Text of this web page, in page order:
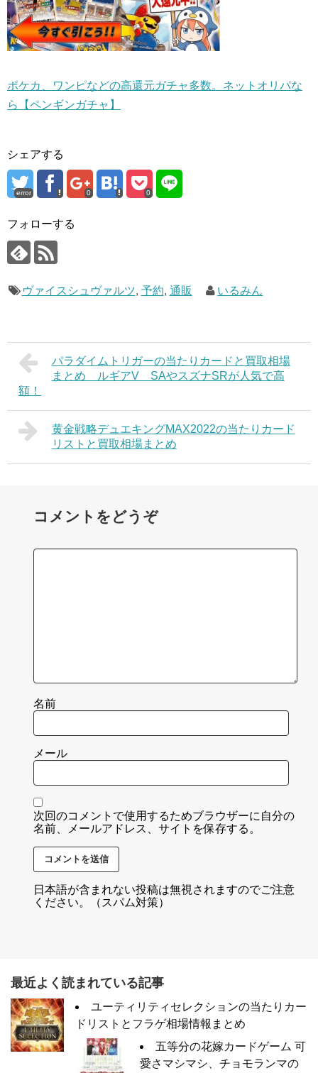
ポケカ、ワンピなどの高還元ガチャ多数。ネットオリパな
ら【ペンギンガチャ】
シェアする
error 0 0
フォローする
ヴァイスシュヴァルツ, 予約, 通販 いるみん
パラダイムトリガーの当たりカードと買取相場
まとめ ルギアV SAやスズナSRが人気で高
額！
黄金戦略デュエキングMAX2022の当たりカード
リストと買取相場まとめ
コメントをどうぞ
名前
メール
次回のコメントで使用するためブラウザーに自分の
名前、メールアドレス、サイトを保存する。
日本語が含まれない投稿は無視されますのでご注意
ください。（スパム対策）
最近よく読まれている記事
ユーティリティセレクションの当たりカー
ドリストとフラゲ相場情報まとめ
五等分の花嫁カードゲーム 可
愛さマシマシ、チョモランマの